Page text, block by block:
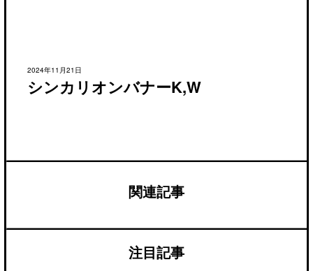
2024年11月21日
シンカリオンバナーK,W
関連記事
注目記事